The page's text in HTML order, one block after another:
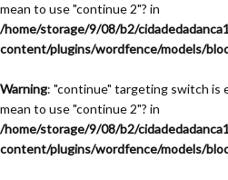
mean to use "continue 2"? in
/home/storage/9/08/b2/
content/plugins/wordfence/models/
Warning: "continue" targeting switch is
mean to use "continue 2"? in
/home/storage/9/08/b2/
content/plugins/wordfence/models/